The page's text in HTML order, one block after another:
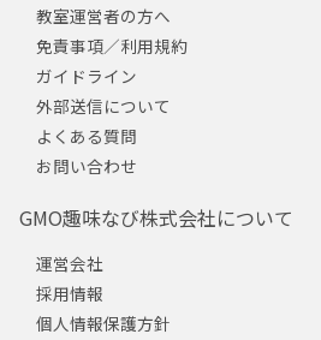
教室運営者の方へ
免責事項／利用規約
ガイドライン
外部送信について
よくある質問
お問い合わせ
GMO趣味なび株式会社について
運営会社
採用情報
個人情報保護方針